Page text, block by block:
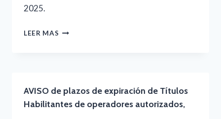
2025.
LEER MAS PLAZOS
TÍTULOS
HABILITANTES
AVISO de plazos de expiración de Títulos
Habilitantes de operadores autorizados,